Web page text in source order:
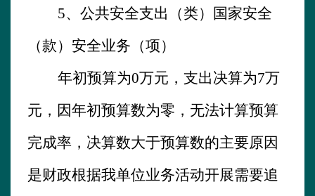
5、公共安全支出（类）国家安全
（款）安全业务（项）
年初预算为0万元，支出决算为7万
元， 因年初预算数为零，无法计算预算
完成率，决算数大于预算数的主要原因
是财政根据我单位业务活动开展需要追